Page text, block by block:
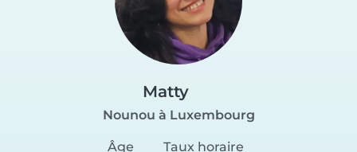
Matty
Nounou à Luxembourg
Âge
Taux horaire